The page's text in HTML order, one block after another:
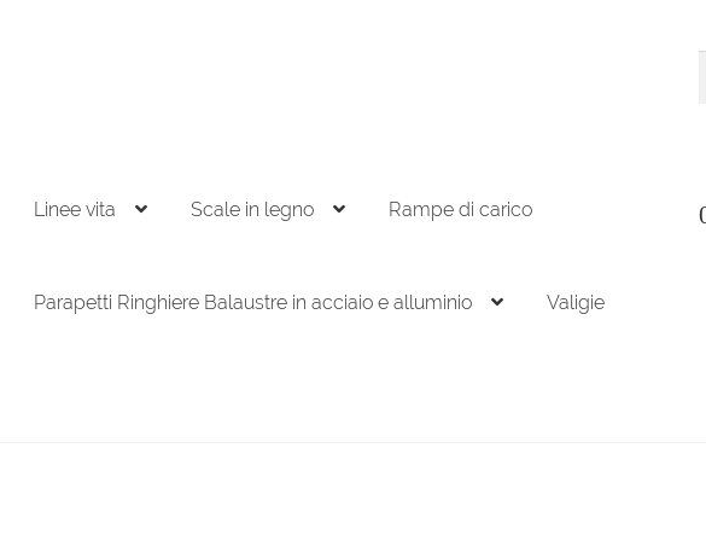
Linee vita Scale in legno Rampe di carico
Parapetti Ringhiere Balaustre in acciaio e alluminio Valigie